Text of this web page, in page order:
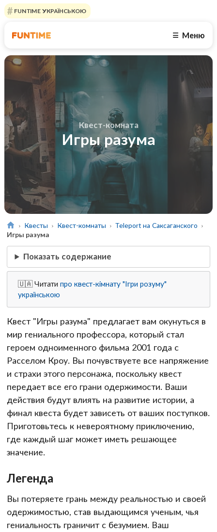
FUNTIME УКРАЇНСЬКОЮ
☰ Меню
Квест-комната
Игры разума
Квесты Квест-комнаты
Teleport на Саксаганского
Игры разума
Показать содержание
🇺🇦 Читатипро квест-кімнату "Ігри розуму"
українською
Квест "Игры разума" предлагает вам окунуться в
мир гениального профессора, который стал
героем одноименного фильма 2001 года с
Расселом Кроу. Вы почувствуете все напряжение
и страхи этого персонажа, поскольку квест
передает все его грани одержимости. Ваши
действия будут влиять на развитие истории, а
финал квеста будет зависеть от ваших поступков.
Приготовьтесь к невероятному приключению,
где каждый шаг может иметь решающее
значение.
Легенда
Вы потеряете грань между реальностью и своей
одержимостью, став выдающимся ученым, чья
гениальность граничит с безумием. Ваш